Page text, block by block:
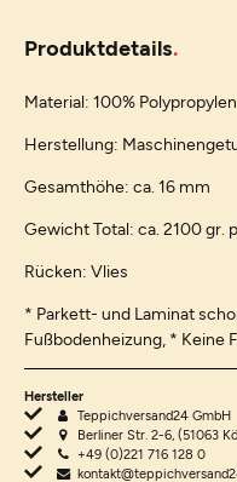
Produktdetails
Material: 100% Polypropylen
Herstellung:
Gesamthöhe: ca. 16 mm
Gewicht Total: ca. 2100 gr.
Rücken: Vlies
* Parkett- und Laminat
Fußbodenheizung, * Keine
Hersteller
Teppichversand24 GmbH
Berliner Str. 2-6, (51063
+49 (0)221 716 128 0